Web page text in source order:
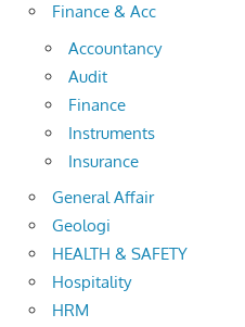
Finance & Acc
Accountancy
Audit
Finance
Instruments
Insurance
General Affair
Geologi
HEALTH & SAFETY
Hospitality
HRM